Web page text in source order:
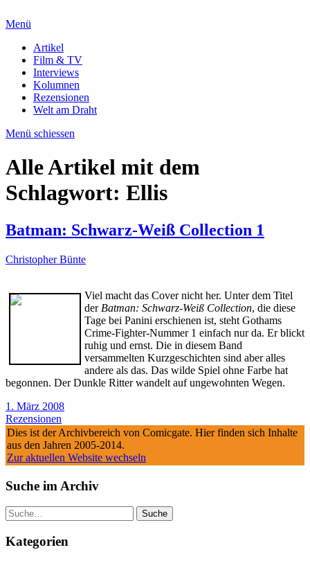
Menü
Artikel
Film & TV
Interviews
Kolumnen
Rezensionen
Welt am Draht
Menü schiessen
Alle Artikel mit dem
Schlagwort: Ellis
Batman: Schwarz-Weiß Collection 1
Christopher Bünte
Viel macht das Cover nicht her. Unter dem Titel
der Batman: Schwarz-Weiß Collection, die diese
Tage bei Panini erschienen ist, steht Gothams
Crime-Fighter-Nummer 1 einfach nur da. Er blickt
ruhig und ernst. Die in diesem Band
versammelten Kurzgeschichten sind aber alles
andere als das. Das wilde Spiel ohne Farbe hat
begonnen. Der Dunkle Ritter wandelt auf ungewohnten Wegen.
1. März 2008
Rezensionen
Dies ist der Archivbereich von Comicgate. Hier finden sich Inhalte
aus den Jahren 2005-2014.
Zur aktuellen Website wechseln
Suche im Archiv
Suche
Kategorien